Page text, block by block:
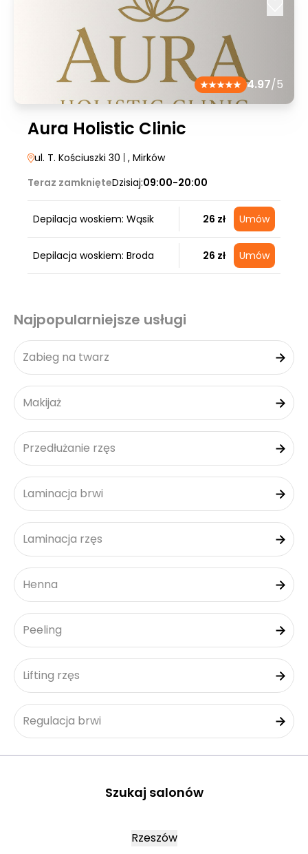
4.97/5
Aura Holistic Clinic
ul. T. Kościuszki 30 , Mirków
Teraz zamknięteDzisiaj:09:00-20:00
Depilacja woskiem: Wąsik 26 zł Umów
Depilacja woskiem: Broda 26 zł Umów
Najpopularniejsze usługi
Zabieg na twarz
Makijaż
Przedłużanie rzęs
Laminacja brwi
Laminacja rzęs
Henna
Peeling
Lifting rzęs
Regulacja brwi
Szukaj salonów
Rzeszów